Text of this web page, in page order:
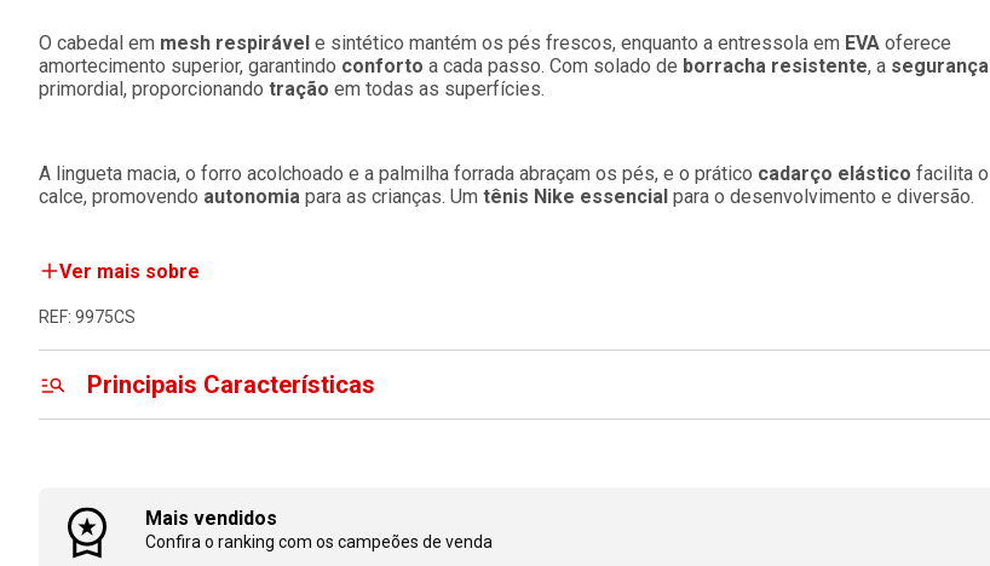
O cabedal em mesh respirável e sintético mantém os pés frescos, enquanto a entressola em EVA oferece
amortecimento superior, garantindo conforto a cada passo. Com solado de borracha resistente, a segurança
primordial, proporcionando tração em todas as superfícies.
A lingueta macia, o forro acolchoado e a palmilha forrada abraçam os pés, e o prático cadarço elástico facilita o
calce, promovendo autonomia para as crianças. Um tênis Nike essencial para o desenvolvimento e diversão.
Ver mais sobre
REF: 9975CS
Principais Características
Mais vendidos
Confira o ranking com os campeões de venda